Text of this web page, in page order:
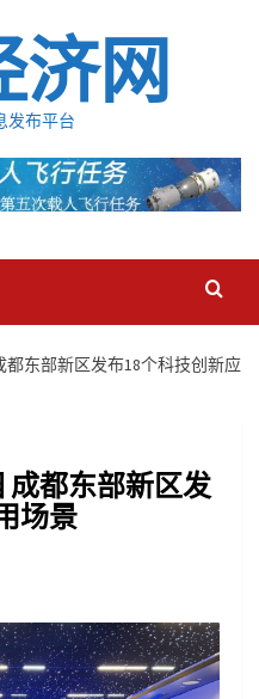
济网
发布平台
都东部新区发布18个科技创新应
成都东部新区发
场景